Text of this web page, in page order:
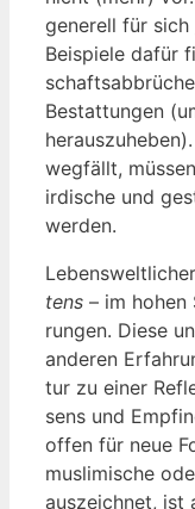
gene­rell für sich
Bei­spie­le dafür
Bestat­tun­gen
weg­fällt,
irdi­sche und
werden.
tens – im
run­gen. Die­se
ande­ren
tur zu einer
sens und
offen für neue
mus­li­mi­sche
aus­zeich­net, ist